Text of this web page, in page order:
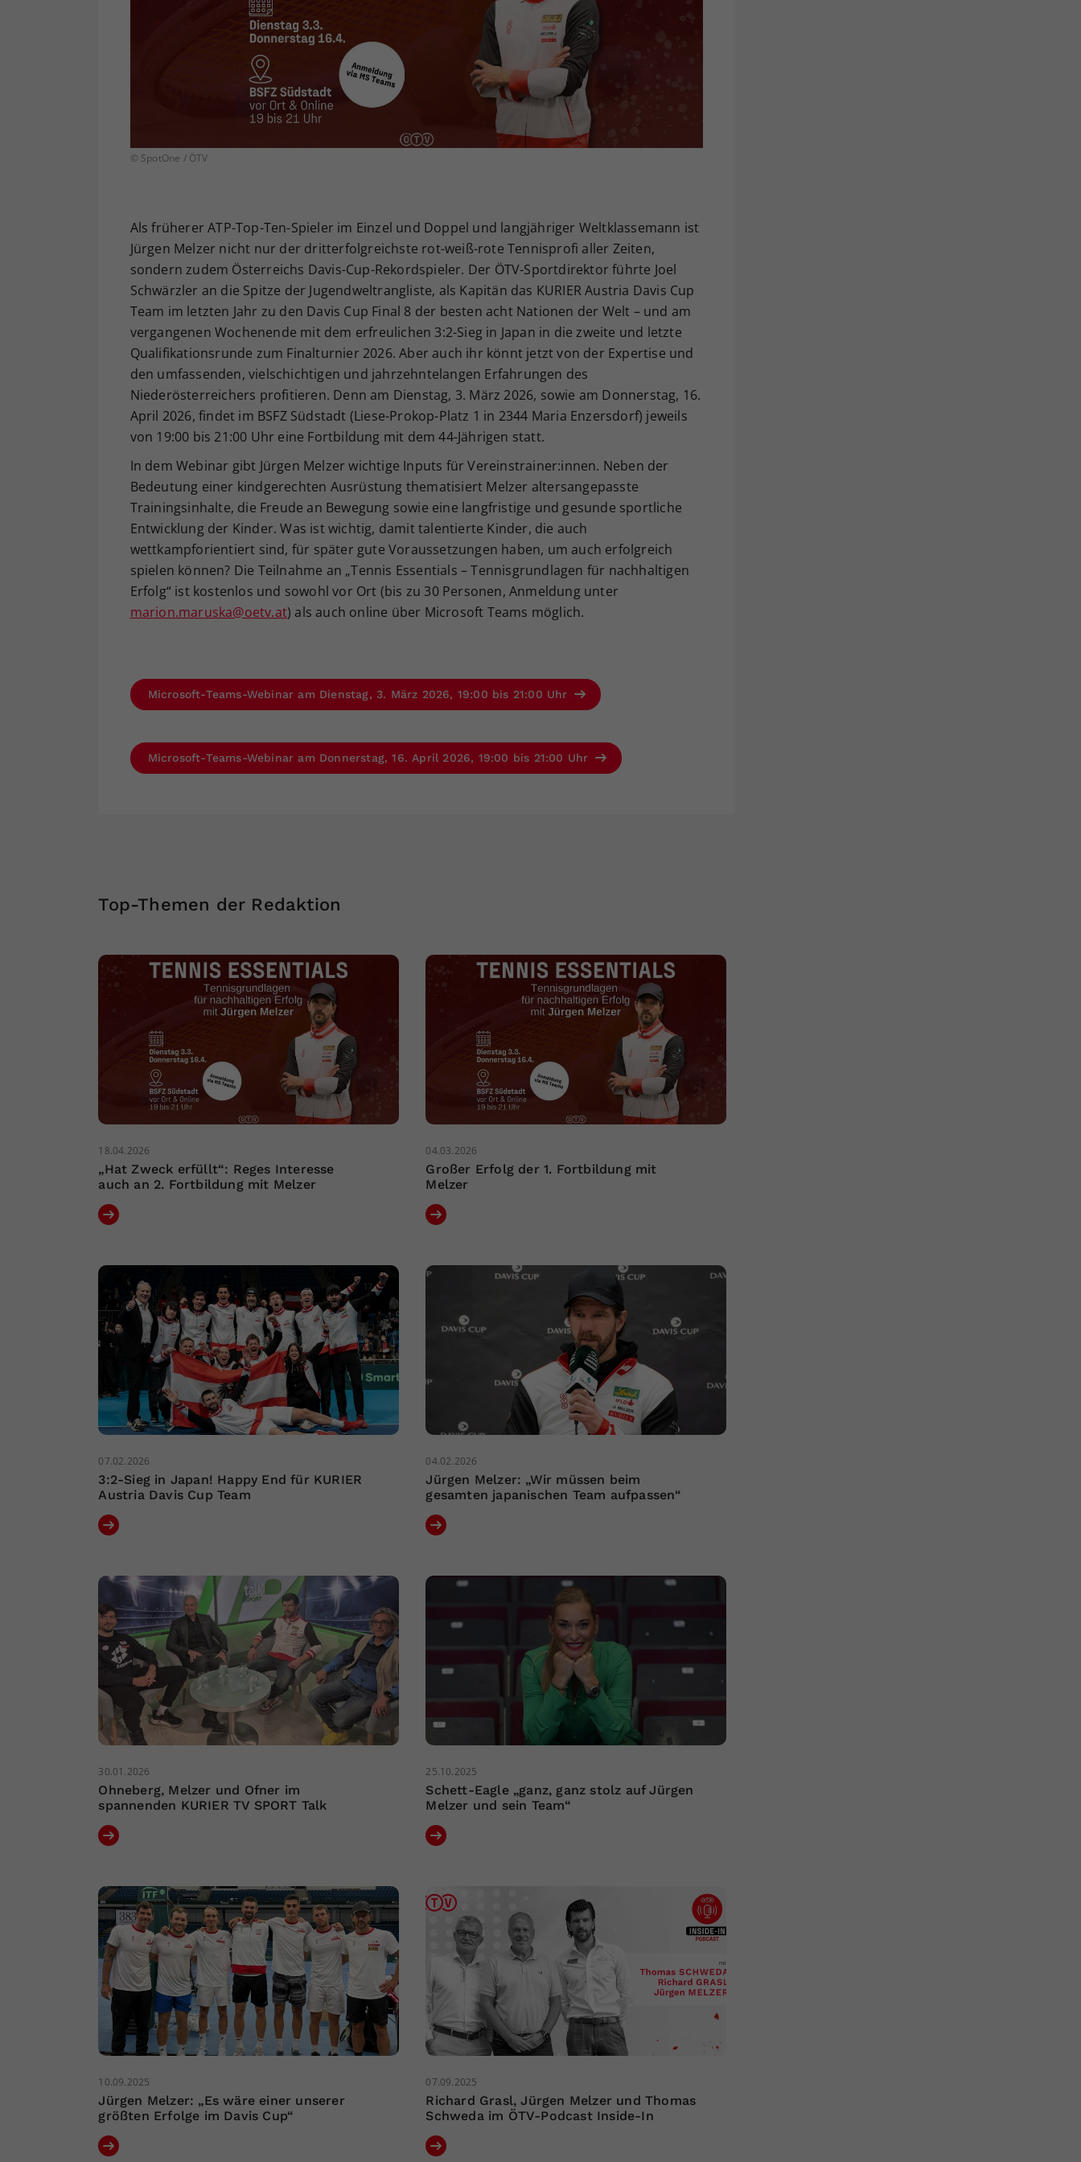
© SpotOne / ÖTV
Als früherer ATP-Top-Ten-Spieler im Einzel und Doppel und langjähriger Weltklassemann ist
Jürgen Melzer nicht nur der dritterfolgreichste rot-weiß-rote Tennisprofi aller Zeiten,
sondern zudem Österreichs Davis-Cup-Rekordspieler. Der ÖTV-Sportdirektor führte Joel
Schwärzler an die Spitze der Jugendweltrangliste, als Kapitän das KURIER Austria Davis Cup
Team im letzten Jahr zu den Davis Cup Final 8 der besten acht Nationen der Welt – und am
vergangenen Wochenende mit dem erfreulichen 3:2-Sieg in Japan in die zweite und letzte
Qualifikationsrunde zum Finalturnier 2026. Aber auch ihr könnt jetzt von der Expertise und
den umfassenden, vielschichtigen und jahrzehntelangen Erfahrungen des
Niederösterreichers profitieren. Denn am Dienstag, 3. März 2026, sowie am Donnerstag, 16.
April 2026, findet im BSFZ Südstadt (Liese-Prokop-Platz 1 in 2344 Maria Enzersdorf) jeweils
von 19:00 bis 21:00 Uhr eine Fortbildung mit dem 44-Jährigen statt.
In dem Webinar gibt Jürgen Melzer wichtige Inputs für Vereinstrainer:innen. Neben der
Bedeutung einer kindgerechten Ausrüstung thematisiert Melzer altersangepasste
Trainingsinhalte, die Freude an Bewegung sowie eine langfristige und gesunde sportliche
Entwicklung der Kinder. Was ist wichtig, damit talentierte Kinder, die auch
wettkampforientiert sind, für später gute Voraussetzungen haben, um auch erfolgreich
spielen können? Die Teilnahme an „Tennis Essentials – Tennisgrundlagen für nachhaltigen
Erfolg“ ist kostenlos und sowohl vor Ort (bis zu 30 Personen, Anmeldung unter
marion.maruska@oetv.at) als auch online über Microsoft Teams möglich.
Microsoft-Teams-Webinar am Dienstag, 3. März 2026, 19:00 bis 21:00 Uhr
Microsoft-Teams-Webinar am Donnerstag, 16. April 2026, 19:00 bis 21:00 Uhr
Top-Themen der Redaktion
18.04.2026
„Hat Zweck erfüllt“: Reges Interesse
auch an 2. Fortbildung mit Melzer
04.03.2026
Großer Erfolg der 1. Fortbildung mit
Melzer
07.02.2026
3:2-Sieg in Japan! Happy End für KURIER
Austria Davis Cup Team
04.02.2026
Jürgen Melzer: „Wir müssen beim
gesamten japanischen Team aufpassen“
30.01.2026
Ohneberg, Melzer und Ofner im
spannenden KURIER TV SPORT Talk
25.10.2025
Schett-Eagle „ganz, ganz stolz auf Jürgen
Melzer und sein Team“
10.09.2025
Jürgen Melzer: „Es wäre einer unserer
größten Erfolge im Davis Cup“
07.09.2025
Richard Grasl, Jürgen Melzer und Thomas
Schweda im ÖTV-Podcast Inside-In
Ihrer vorgenommen Einstellungen, falls der
Webseiten-Betreiber dies eingestellt hat.